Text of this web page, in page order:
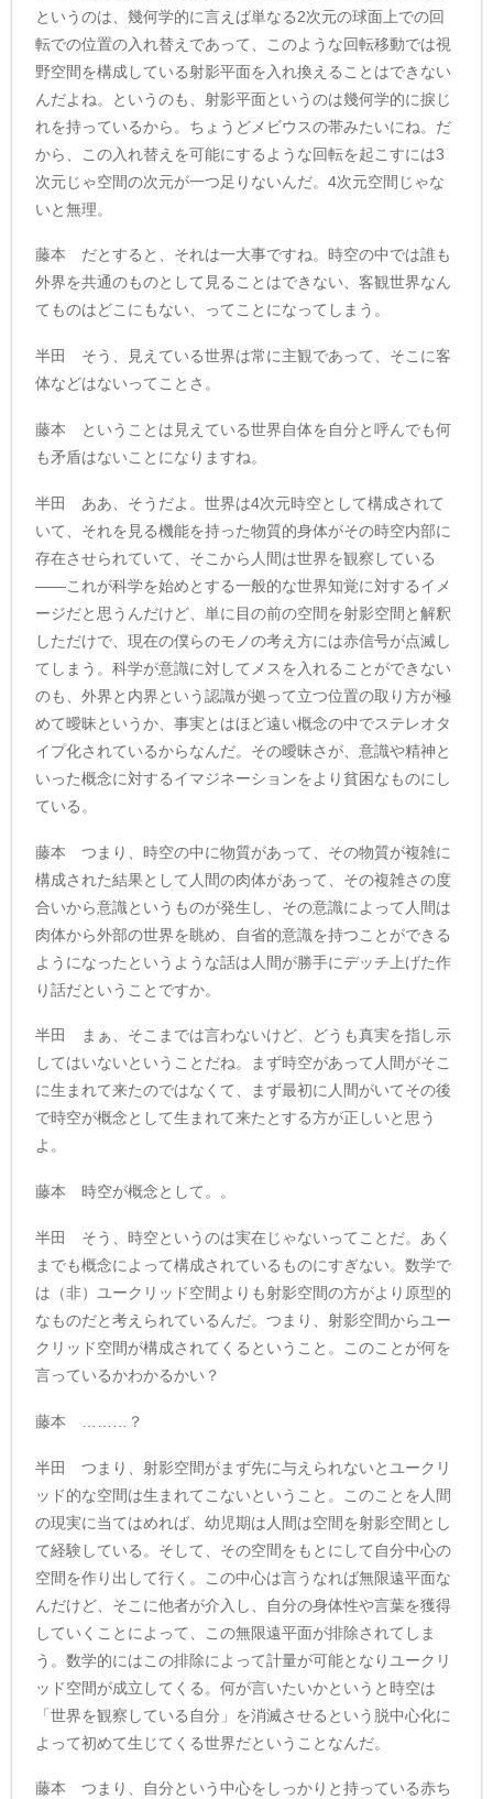
というのは、幾何学的に言えば単なる2次元の球面上での回
転での位置の入れ替えであって、このような回転移動では視
野空間を構成している射影平面を入れ換えることはできない
んだよね。というのも、射影平面というのは幾何学的に捩じ
れを持っているから。ちょうどメビウスの帯みたいにね。だ
から、この入れ替えを可能にするような回転を起こすには3
次元じゃ空間の次元が一つ足りないんだ。4次元空間じゃな
いと無理。
藤本 だとすると、それは一大事ですね。時空の中では誰も
外界を共通のものとして見ることはできない、客観世界なん
てものはどこにもない、ってことになってしまう。
半田 そう、見えている世界は常に主観であって、そこに客
体などはないってことさ。
藤本 ということは見えている世界自体を自分と呼んでも何
も矛盾はないことになりますね。
半田 ああ、そうだよ。世界は4次元時空として構成されて
いて、それを見る機能を持った物質的身体がその時空内部に
存在させられていて、そこから人間は世界を観察している
——これが科学を始めとする一般的な世界知覚に対するイメ
ージだと思うんだけど、単に目の前の空間を射影空間と解釈
しただけで、現在の僕らのモノの考え方には赤信号が点滅し
てしまう。科学が意識に対してメスを入れることができない
のも、外界と内界という認識が拠って立つ位置の取り方が極
めて曖昧というか、事実とはほど遠い概念の中でステレオタ
イプ化されているからなんだ。その曖昧さが、意識や精神と
いった概念に対するイマジネーションをより貧困なものにし
ている。
藤本 つまり、時空の中に物質があって、その物質が複雑に
構成された結果として人間の肉体があって、その複雑さの度
合いから意識というものが発生し、その意識によって人間は
肉体から外部の世界を眺め、自省的意識を持つことができる
ようになったというような話は人間が勝手にデッチ上げた作
り話だということですか。
半田 まぁ、そこまでは言わないけど、どうも真実を指し示
してはいないということだね。まず時空があって人間がそこ
に生まれて来たのではなくて、まず最初に人間がいてその後
で時空が概念として生まれて来たとする方が正しいと思う
よ。
藤本 時空が概念として。。
半田 そう、時空というのは実在じゃないってことだ。あく
までも概念によって構成されているものにすぎない。数学で
は（非）ユークリッド空間よりも射影空間の方がより原型的
なものだと考えられているんだ。つまり、射影空間からユー
クリッド空間が構成されてくるということ。このことが何を
言っているかわかるかい？
藤本 ………？
半田 つまり、射影空間がまず先に与えられないとユークリ
ッド的な空間は生まれてこないということ。このことを人間
の現実に当てはめれば、幼児期は人間は空間を射影空間とし
て経験している。そして、その空間をもとにして自分中心の
空間を作り出して行く。この中心は言うなれば無限遠平面な
んだけど、そこに他者が介入し、自分の身体性や言葉を獲得
していくことによって、この無限遠平面が排除されてしま
う。数学的にはこの排除によって計量が可能となりユークリ
ッド空間が成立してくる。何が言いたいかというと時空は
「世界を観察している自分」を消滅させるという脱中心化に
よって初めて生じてくる世界だということなんだ。
藤本 つまり、自分という中心をしっかりと持っている赤ち